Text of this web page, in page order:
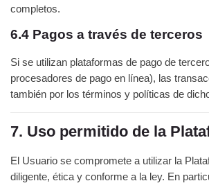
completos.
6.4 Pagos a través de terceros
Si se utilizan plataformas de pago de
procesadores de pago en línea), las
también por los términos y políticas de
7. Uso permitido de la
El Usuario se compromete a utilizar la
diligente, ética y conforme a la ley. En